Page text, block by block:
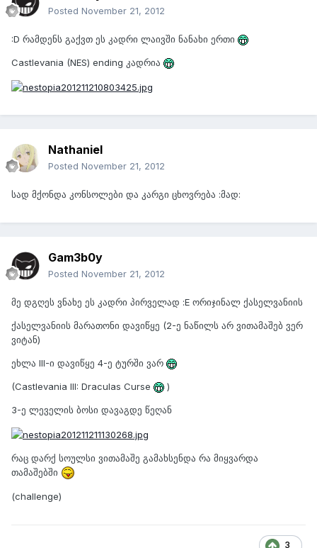
Posted November 21, 2012
:D რამდენს გაქვთ ეს კადრი ლაივში ნანახი ერთი
Castlevania (NES) ending კადრია
Nathaniel
Posted November 21, 2012
სად მქონდა კონსოლები და კარგი ცხოვრება :მად:
Gam3b0y
Posted November 21, 2012
მე დგღეს ვნახე ეს კადრი პირველად :E ორიჯინალ ქასელვანიის
ქასელვანიის მარათონი დავიწყე (2-ე ნაწილს არ ვითამაშებ ვერ
ვიტან)
ეხლა III-ი დავიწყე 4-ე ტურში ვარ
(Castlevania III: Draculas Curse )
3-ე ლეველის ბოსი დავაგდე წეღან
რაც დარქ სოულსი ვითამაშე გამახსენდა რა მიყვარდა
თამაშებში
(challenge)
3